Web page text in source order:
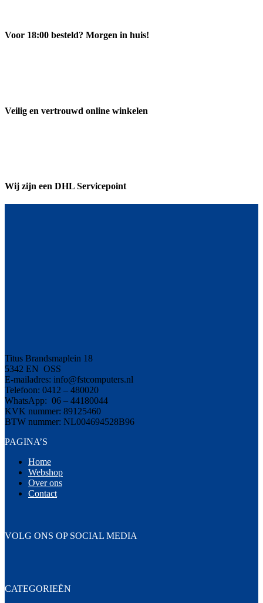
Voor 18:00 besteld? Morgen in huis!
Veilig en vertrouwd online winkelen
Wij zijn een DHL Servicepoint
Titus Brandsmaplein 18
5342 EN OSS
E-mailadres: info@fstcomputers.nl
Telefoon: 0412 – 480020
WhatsApp: 06 – 44180044
KVK nummer: 89125460
BTW nummer: NL004694528B96
PAGINA’S
Home
Webshop
Over ons
Contact
VOLG ONS OP SOCIAL MEDIA
CATEGORIEËN